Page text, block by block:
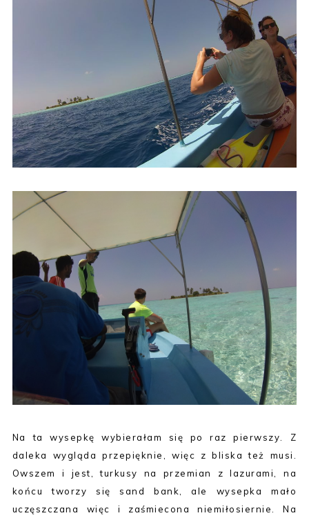
Na ta wysepkę wybierałam się po raz pierwszy. Z
daleka wygląda przepięknie, więc z bliska też musi.
Owszem i jest, turkusy na przemian z lazurami, na
końcu tworzy się sand bank, ale wysepka mało
uczęszczana więc i zaśmiecona niemiłosiernie. Na